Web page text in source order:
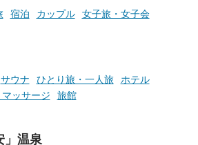
宿泊 カップル
女子旅・女子会
サウナ ひとり旅・一人旅
ホテル
ッサージ
旅館
」温泉